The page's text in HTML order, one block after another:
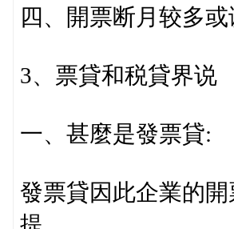
四、開票断月较多
3、票貸和税貸界说
一、甚麼是發票貸:
發票貸因此企業的